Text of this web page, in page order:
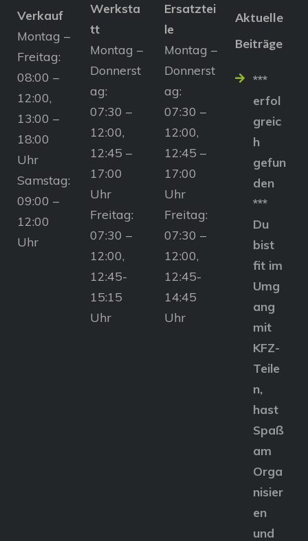
Verkauf
Montag –
Freitag:
08:00 –
12:00,
13:00 –
18:00
Uhr
Samstag:
09:00 –
12:00
Uhr
Werksta
tt
Montag –
Donnerst
ag:
07:30 –
12:00,
12:45 –
17:00
Uhr
Freitag:
07:30 –
12:00,
12:45-
15:15
Uhr
Ersatztei
le
Montag –
Donnerst
ag:
07:30 –
12:00,
12:45 –
17:00
Uhr
Freitag:
07:30 –
12:00,
12:45-
14:45
Uhr
Aktuelle
Beiträge
***
erfol
greic
h
gefun
den
***
Du
bist
fit im
Umg
ang
mit
KFZ-
Teile
n,
hast
Spaß
am
Orga
nisier
en
und